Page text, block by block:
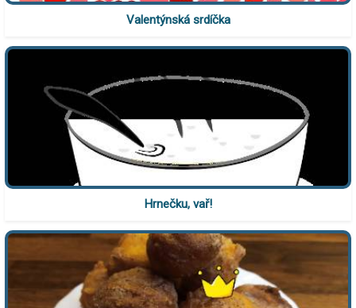
Valentýnská srdíčka
Hrnečku, vař!